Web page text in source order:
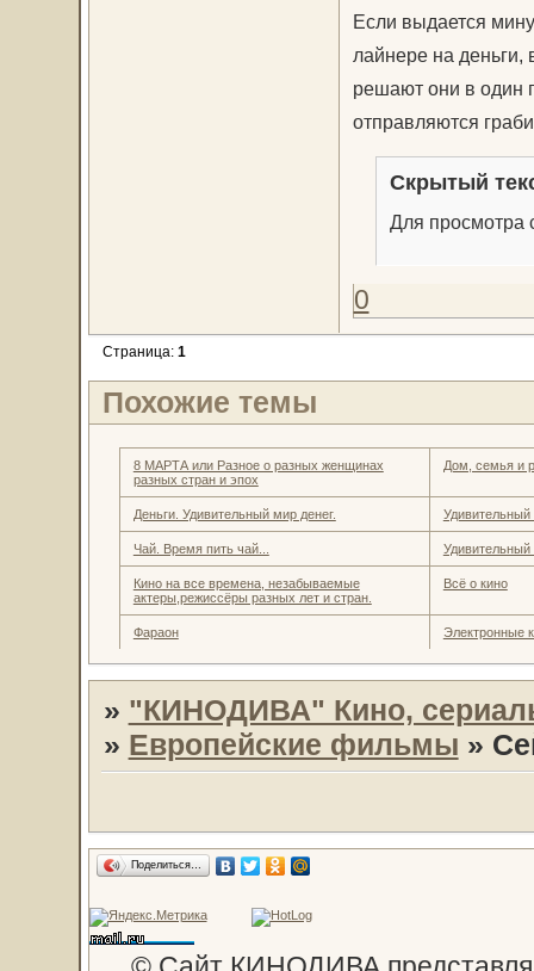
Если выдается
лайнере на
решают они в один
отправляются
Скрытый
Для просмотра
0
Страница: 1
Похожие темы
8 МАРТА или Разное о разных женщинах
разных стран и эпох
Дом, семья и
Деньги. Удивительный мир денег.
Чай. Время пить чай...
Кино на все времена, незабываемые
актеры,режиссёры разных лет и стран.
Всё о кино
Фараон Электронные
» "КИНОДИВА" Кино,
» Европейские фильмы »
Поделиться…